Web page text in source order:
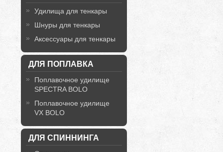
Удилища для тенкары
Шнуры для тенкары
Аксессуары для тенкары
ДЛЯ ПОПЛАВКА
Поплавочное удилище
SPECTRA BOLO
Поплавочное удилище
VX BOLO
ДЛЯ СПИННИНГА